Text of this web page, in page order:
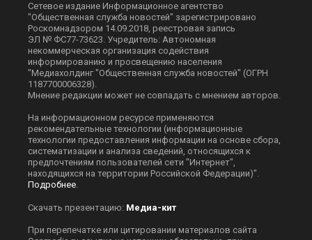
Сетевое издание Информационное агентство
"Общественная служба новостей" зарегистрировано
Роскомнадзором 14.09.2018, реестровая запись
ЭЛ № ФС77-73623. Учредитель: Автономная
некоммерческая организация содействия
информированию и просвещению населения
"Медиахолдинг "Общественная служба новостей" (ОГРН
1187700006328).
Мнение редакции может не совпадать с мнением авторов.
На информационном ресурсе применяются
рекомендательные технологии (информационные
технологии предоставления информации на основе сбора,
систематизации и анализа сведений, относящихся к
предпочтениям пользователей сети "Интернет",
находящихся на территории Российской Федерации)".
Подробнее.
Скачать презентацию: Медиа-кит
При перепечатке или цитировании материалов сайта